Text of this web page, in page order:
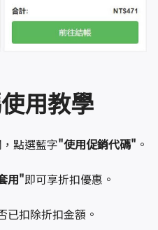
用教學
點選藍字"使用促銷代碼" 。
用"即可享折扣優惠。
已扣除折扣金額。